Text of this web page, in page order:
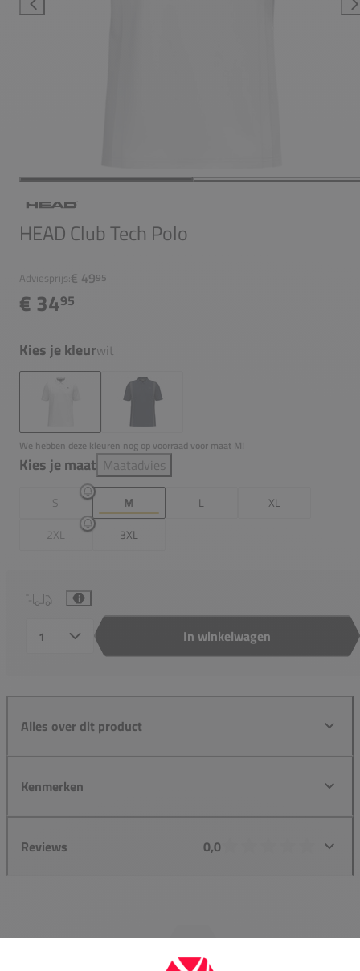
HEAD Club Tech Polo
Adviesprijs:€ 4995
€ 3495
Kies je kleurwit
We hebben deze kleuren nog op voorraad voor maat M!
Kies je maat Maatadvies
S M L
XL
2XL
3XL
i
In winkelwagen
Alles over dit product
Kenmerken
Reviews 0,0